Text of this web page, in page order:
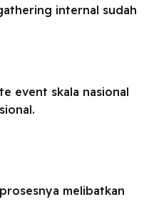
internal sudah
event skala nasional
melibatkan